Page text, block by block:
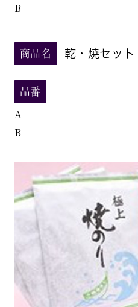
B
商品名 乾・焼セット
品番
A
B